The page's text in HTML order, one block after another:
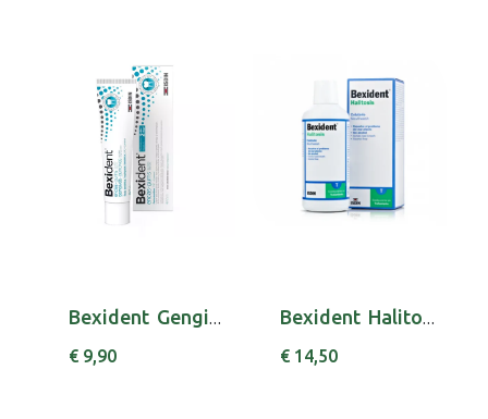
Bexident Gengivas Pasta Dent Triclosan 75ml
€ 9,90
Bexident Halitose Colut 500ml
€ 14,50